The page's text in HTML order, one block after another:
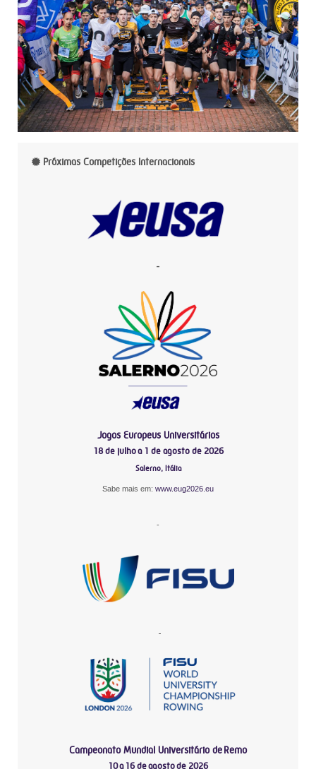
Próximas Competições Internacionais
-
Jogos Europeus Universitários
18 de julho a 1 de agosto de 2026
Salerno, Itália
Sabe mais em: www.eug2026.eu
-
-
Campeonato Mundial Universitário de Remo
10 a 16 de agosto de 2026